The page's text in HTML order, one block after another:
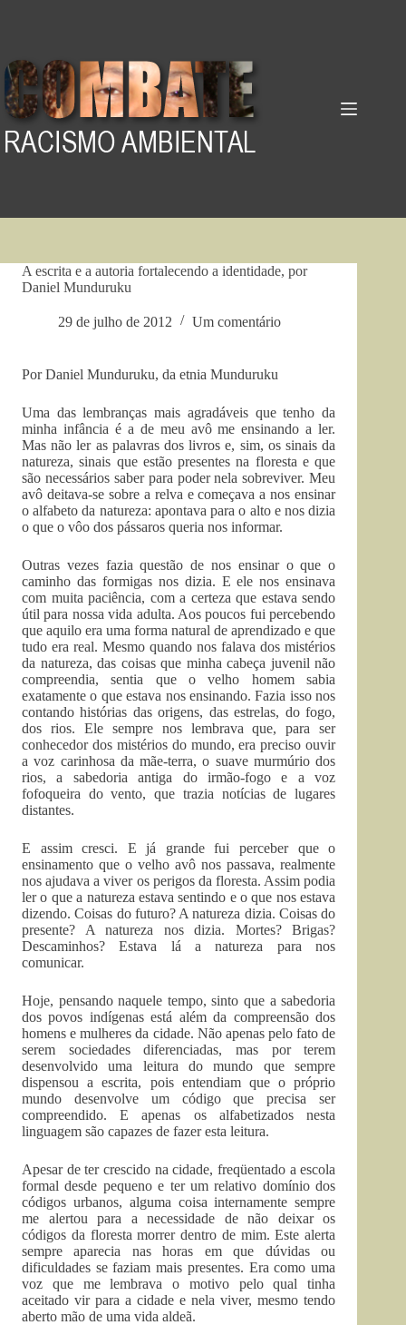
A escrita e a autoria fortalecendo a identidade, por
Daniel Munduruku
29 de julho de 2012 Um comentário
Por Daniel Munduruku, da etnia Munduruku
Uma das lembranças mais agradáveis que tenho da
minha infância é a de meu avô me ensinando a ler.
Mas não ler as palavras dos livros e, sim, os sinais da
natureza, sinais que estão presentes na floresta e que
são necessários saber para poder nela sobreviver. Meu
avô deitava-se sobre a relva e começava a nos ensinar
o alfabeto da natureza: apontava para o alto e nos dizia
o que o vôo dos pássaros queria nos informar.
Outras vezes fazia questão de nos ensinar o que o
caminho das formigas nos dizia. E ele nos ensinava
com muita paciência, com a certeza que estava sendo
útil para nossa vida adulta. Aos poucos fui percebendo
que aquilo era uma forma natural de aprendizado e que
tudo era real. Mesmo quando nos falava dos mistérios
da natureza, das coisas que minha cabeça juvenil não
compreendia, sentia que o velho homem sabia
exatamente o que estava nos ensinando. Fazia isso nos
contando histórias das origens, das estrelas, do fogo,
dos rios. Ele sempre nos lembrava que, para ser
conhecedor dos mistérios do mundo, era preciso ouvir
a voz carinhosa da mãe-terra, o suave murmúrio dos
rios, a sabedoria antiga do irmão-fogo e a voz
fofoqueira do vento, que trazia notícias de lugares
distantes.
E assim cresci. E já grande fui perceber que o
ensinamento que o velho avô nos passava, realmente
nos ajudava a viver os perigos da floresta. Assim podia
ler o que a natureza estava sentindo e o que nos estava
dizendo. Coisas do futuro? A natureza dizia. Coisas do
presente? A natureza nos dizia. Mortes? Brigas?
Descaminhos? Estava lá a natureza para nos
comunicar.
Hoje, pensando naquele tempo, sinto que a sabedoria
dos povos indígenas está além da compreensão dos
homens e mulheres da cidade. Não apenas pelo fato de
serem sociedades diferenciadas, mas por terem
desenvolvido uma leitura do mundo que sempre
dispensou a escrita, pois entendiam que o próprio
mundo desenvolve um código que precisa ser
compreendido. E apenas os alfabetizados nesta
linguagem são capazes de fazer esta leitura.
Apesar de ter crescido na cidade, freqüentado a escola
formal desde pequeno e ter um relativo domínio dos
códigos urbanos, alguma coisa internamente sempre
me alertou para a necessidade de não deixar os
códigos da floresta morrer dentro de mim. Este alerta
sempre aparecia nas horas em que dúvidas ou
dificuldades se faziam mais presentes. Era como uma
voz que me lembrava o motivo pelo qual tinha
aceitado vir para a cidade e nela viver, mesmo tendo
aberto mão de uma vida aldeã.